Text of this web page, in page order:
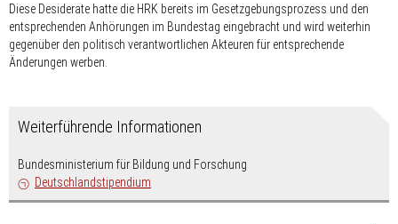
Diese Desiderate hatte die HRK bereits im Gesetzgebungsprozess und den
entsprechenden Anhörungen im Bundestag eingebracht und wird weiterhin
gegenüber den politisch verantwortlichen Akteuren für entsprechende
Änderungen werben.
Weiterführende Informationen
Bundesministerium für Bildung und Forschung
Deutschlandstipendium